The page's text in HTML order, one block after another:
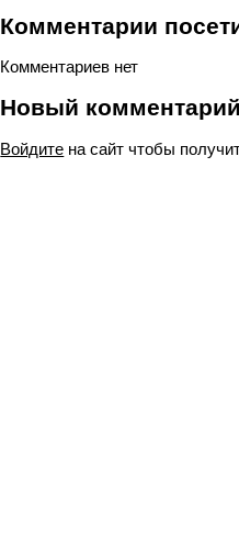
Комментарии
Комментариев нет
Новый
Войдите на сайт чтобы